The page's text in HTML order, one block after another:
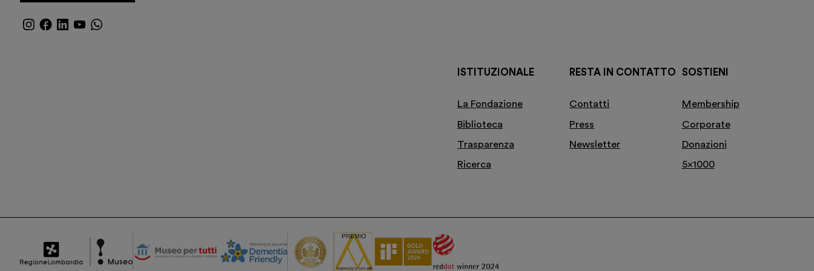
ISTITUZIONALE
La Fondazione
Biblioteca
Trasparenza
Ricerca
RESTA IN CONTATTO
Contatti
Press
Newsletter
SOSTIENI
Membership
Corporate
Donazioni
5x1000